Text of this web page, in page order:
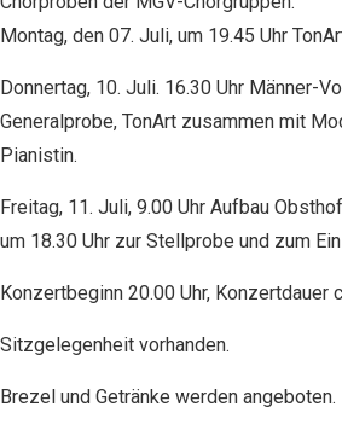
Montag, den 07. Juli, um 19.45 Uhr
Donnertag, 10. Juli. 16.30 Uhr Männer-
Generalprobe, TonArt zusammen mit
Pianistin.
Freitag, 11. Juli, 9.00 Uhr Aufbau
um 18.30 Uhr zur Stellprobe und zum
Konzertbeginn 20.00 Uhr, Konzertdauer
Sitzgelegenheit vorhanden.
Brezel und Getränke werden angeboten.